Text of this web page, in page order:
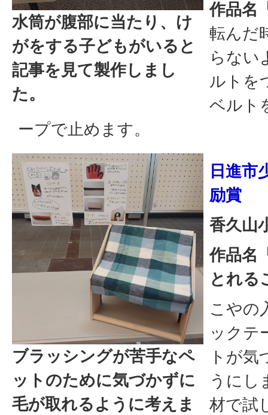
水筒が腹部に当たり、け
がをする子どもがいると
記事を見て製作しまし
た。
作品名
転んだ
らない
ルトを
ベルト
ープで止めます。
ブラッシングが苦手なペ
ットのために気づかずに
毛が取れるように考えま
日進市
励賞
香久山
作品名
とれる
こやの
ックテ
トが
うにし
材で試